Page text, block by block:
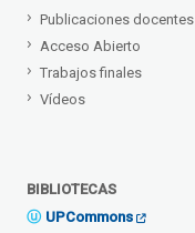
Publicaciones docentes
Acceso Abierto
Trabajos finales
Vídeos
BIBLIOTECAS
UPCommons